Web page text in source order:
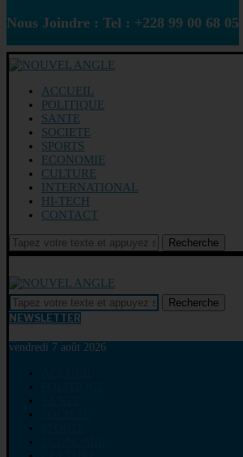
Nous Joindre : Tel : +228 99 00 68 05
ACCUEIL
POLITIQUE
SANTE
SOCIETE
SPORTS
ECONOMIE
CULTURE
INTERNATIONAL
HI-TECH
CONTACT
Recherche
Recherche
NEWSLETTER
vendredi 7 août 2026